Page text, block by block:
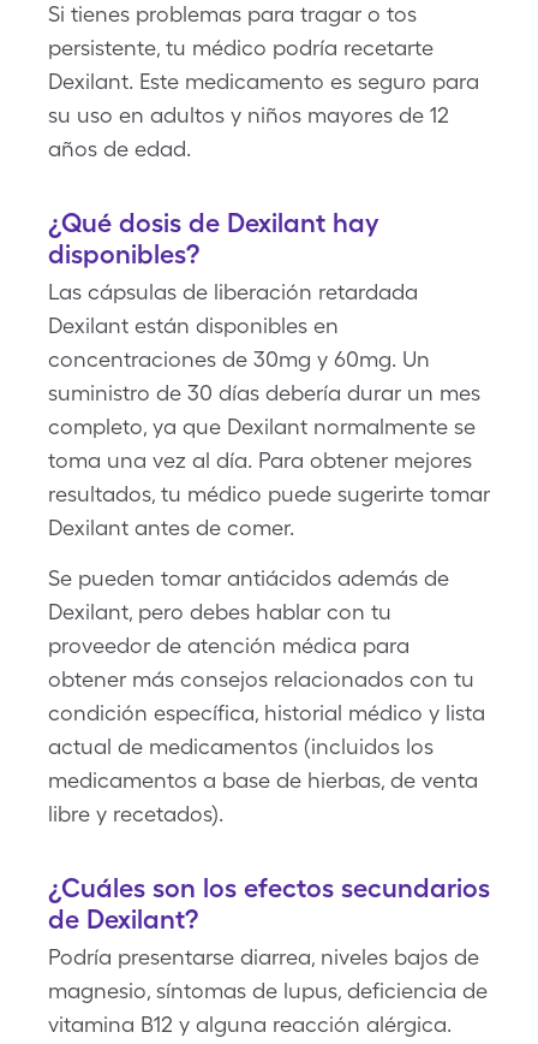
Si tienes problemas para tragar o tos
persistente, tu médico podría recetarte
Dexilant. Este medicamento es seguro para
su uso en adultos y niños mayores de 12
años de edad.
¿Qué dosis de Dexilant hay
disponibles?
Las cápsulas de liberación retardada
Dexilant están disponibles en
concentraciones de 30mg y 60mg. Un
suministro de 30 días debería durar un mes
completo, ya que Dexilant normalmente se
toma una vez al día. Para obtener mejores
resultados, tu médico puede sugerirte tomar
Dexilant antes de comer.
Se pueden tomar antiácidos además de
Dexilant, pero debes hablar con tu
proveedor de atención médica para
obtener más consejos relacionados con tu
condición específica, historial médico y lista
actual de medicamentos (incluidos los
medicamentos a base de hierbas, de venta
libre y recetados).
¿Cuáles son los efectos secundarios
de Dexilant?
Podría presentarse diarrea, niveles bajos de
magnesio, síntomas de lupus, deficiencia de
vitamina B12 y alguna reacción alérgica.